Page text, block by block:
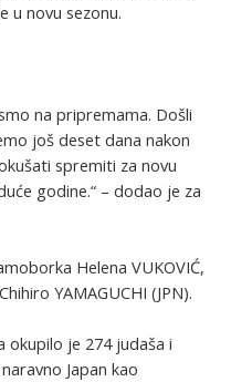
u novu sezonu.
na pripremama. Došli
još deset dana nakon
spremiti za novu
godine.“ – dodao je za
Helena VUKOVIĆ,
YAMAGUCHI (JPN).
okupilo je 274 judaša i
Japan kao